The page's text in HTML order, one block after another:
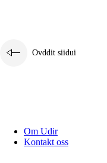
Ovddit siidui
Om Udir
Kontakt oss